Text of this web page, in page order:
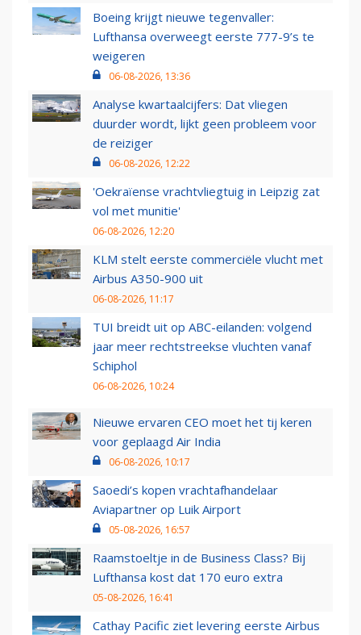
Boeing krijgt nieuwe tegenvaller:
Lufthansa overweegt eerste 777-9’s te
weigeren
06-08-2026, 13:36
Analyse kwartaalcijfers: Dat vliegen
duurder wordt, lijkt geen probleem voor
de reiziger
06-08-2026, 12:22
'Oekraïense vrachtvliegtuig in Leipzig zat
vol met munitie'
06-08-2026, 12:20
KLM stelt eerste commerciële vlucht met
Airbus A350-900 uit
06-08-2026, 11:17
TUI breidt uit op ABC-eilanden: volgend
jaar meer rechtstreekse vluchten vanaf
Schiphol
06-08-2026, 10:24
Nieuwe ervaren CEO moet het tij keren
voor geplaagd Air India
06-08-2026, 10:17
Saoedi’s kopen vrachtafhandelaar
Aviapartner op Luik Airport
05-08-2026, 16:57
Raamstoeltje in de Business Class? Bij
Lufthansa kost dat 170 euro extra
05-08-2026, 16:41
Cathay Pacific ziet levering eerste Airbus